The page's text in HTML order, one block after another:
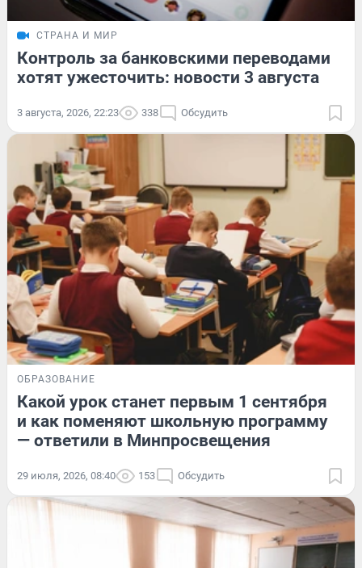
СТРАНА И МИР
Контроль за банковскими переводами
хотят ужесточить: новости 3 августа
3 августа, 2026, 22:23 338 Обсудить
ОБРАЗОВАНИЕ
Какой урок станет первым 1 сентября
и как поменяют школьную программу
— ответили в Минпросвещения
29 июля, 2026, 08:40 153 Обсудить